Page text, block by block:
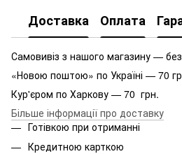
Доставка Оплата
Самовивіз з нашого магазину —
«Новою поштою» по Україні — 70
Кур'єром по Харкову — 70 грн.
Більше інформації про доставку
Готівкою при отриманні
Кредитною карткою